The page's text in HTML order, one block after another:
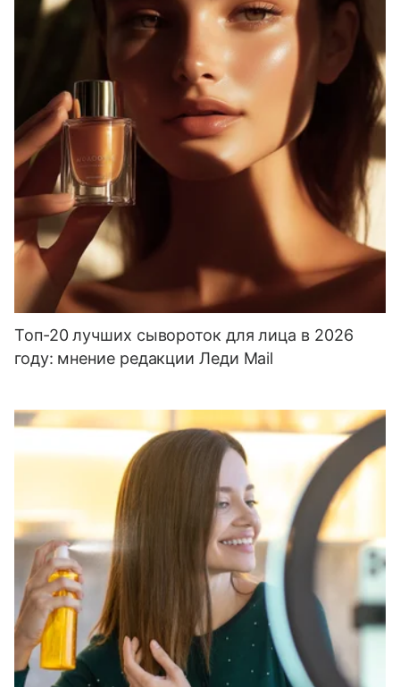
Топ-20 лучших сывороток для лица в 2026
году: мнение редакции Леди Mail